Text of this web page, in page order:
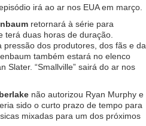
irá ao ar nos EUA em março.
retornará à série para
terá duas horas de duração.
dos produtores, dos fãs e da
também estará no elenco
Slater. “Smallville” sairá do ar nos
não autorizou Ryan Murphy e
sido o curto prazo de tempo para
mixadas para um dos próximos